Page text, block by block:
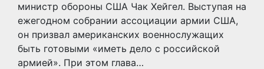
министр обороны США Чак Хейгел. Выступая на
ежегодном собрании ассоциации армии США,
он призвал американских военнослужащих
быть готовыми «иметь дело с российской
армией». При этом глава…